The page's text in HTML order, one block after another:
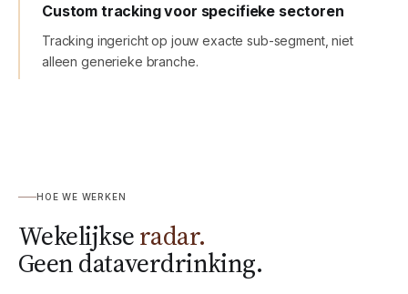
Custom tracking voor specifieke sectoren
Tracking ingericht op jouw exacte sub-segment, niet
alleen generieke branche.
HOE WE WERKEN
Wekelijkseradar.
Geen dataverdrinking.